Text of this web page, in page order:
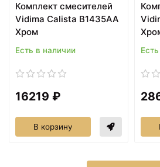
Комплект смесителей
Vidima Calista B1435AA
Хром
Есть в наличии
16219 ₽
В корзину